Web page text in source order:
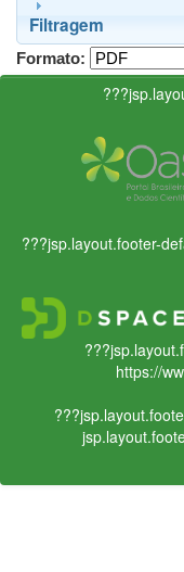
Filtragem
Formato:
???jsp.layout.footer-
https://